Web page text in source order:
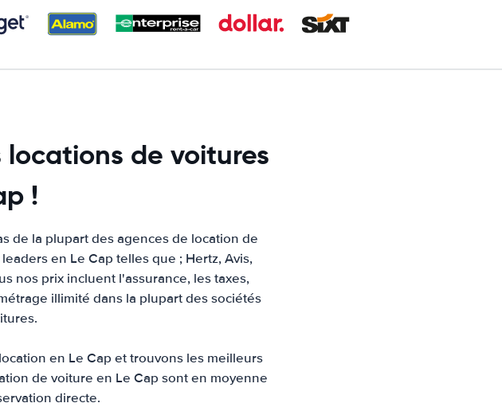
locations de voitures
!
de la plupart des agences de location de
en Le Cap telles que ; Hertz, Avis,
nos prix incluent l'assurance, les taxes,
illimité dans la plupart des sociétés
en Le Cap et trouvons les meilleurs
de voiture en Le Cap sont en moyenne
directe.